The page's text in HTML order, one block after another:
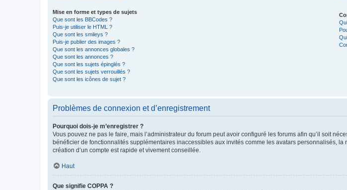
Mise en forme et types de sujets
Que sont les BBCodes ?
Puis-je utiliser le HTML ?
Que sont les smileys ?
Puis-je publier des images ?
Que sont les annonces globales ?
Que sont les annonces ?
Que sont les sujets épinglés ?
Que sont les sujets verrouillés ?
Que sont les icônes de sujet ?
Problèmes de connexion et d’enregistrement
Pourquoi dois-je m’enregistrer ?
Vous pouvez ne pas le faire, mais l’administrateur du forum peut avoir configuré les forums afin qu’il soit
bénéficier de fonctionnalités supplémentaires inaccessibles aux invités comme les avatars personnalisés,
création d’un compte est rapide et vivement conseillée.
Haut
Que signifie COPPA ?